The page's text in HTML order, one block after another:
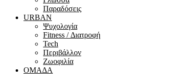
Παραδόσεις
URBAN
Ψυχολογία
Fitness / Διατροφή
Tech
Περιβάλλον
Ζωοφιλία
ΟΜΑΔΑ